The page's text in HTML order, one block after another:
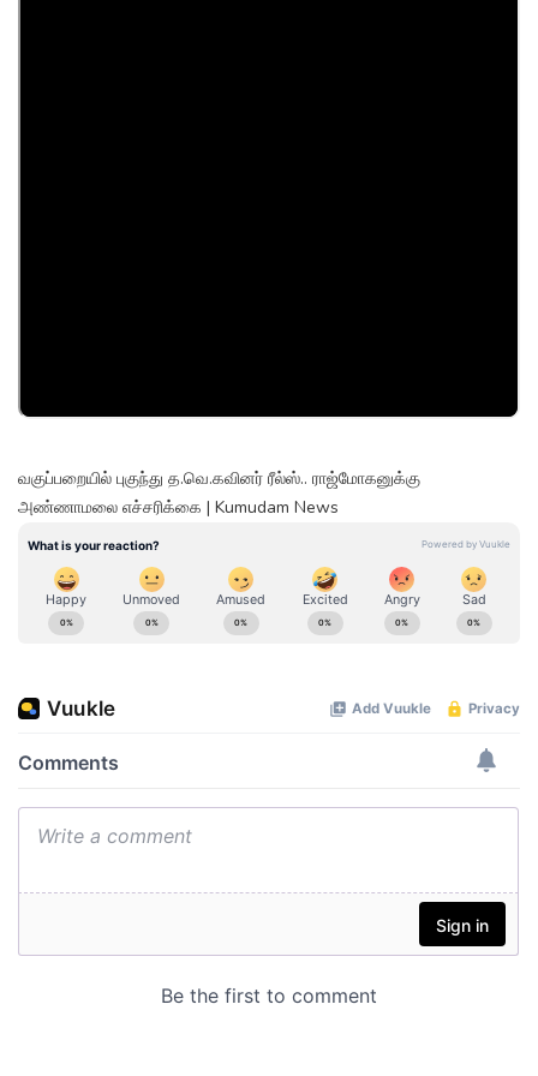
வகுப்பறையில் புகுந்து த.வெ.கவினர் ரீல்ஸ்.. ராஜ்மோகனுக்கு
அண்ணாமலை எச்சரிக்கை | Kumudam News